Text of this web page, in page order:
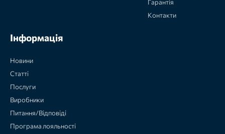
Гарантія
Контакти
Інформація
Новини
Статті
Послуги
Виробники
Питання/Відповіді
Програма лояльності